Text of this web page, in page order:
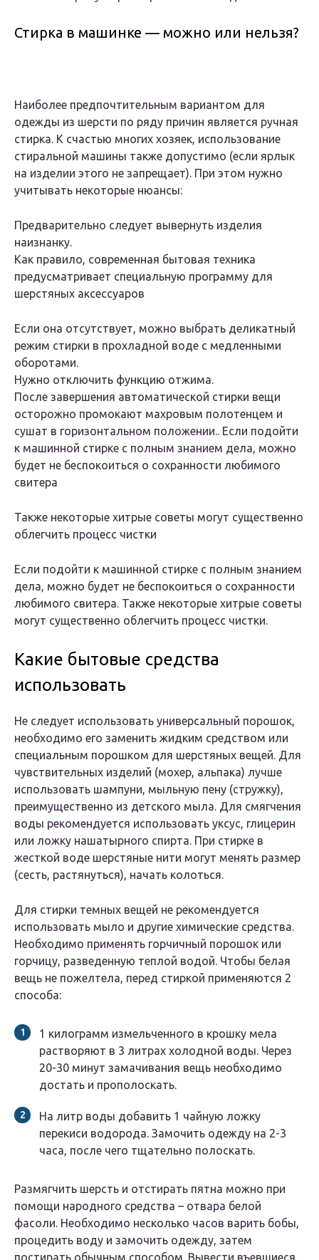
Стирка в машинке — можно или нельзя?
Наиболее предпочтительным вариантом для
одежды из шерсти по ряду причин является ручная
стирка. К счастью многих хозяек, использование
стиральной машины также допустимо (если ярлык
на изделии этого не запрещает). При этом нужно
учитывать некоторые нюансы:
Предварительно следует вывернуть изделия
наизнанку.
Как правило, современная бытовая техника
предусматривает специальную программу для
шерстяных аксессуаров
Если она отсутствует, можно выбрать деликатный
режим стирки в прохладной воде с медленными
оборотами.
Нужно отключить функцию отжима.
После завершения автоматической стирки вещи
осторожно промокают махровым полотенцем и
сушат в горизонтальном положении.. Если подойти
к машинной стирке с полным знанием дела, можно
будет не беспокоиться о сохранности любимого
свитера
Также некоторые хитрые советы могут существенно
облегчить процесс чистки
Если подойти к машинной стирке с полным знанием
дела, можно будет не беспокоиться о сохранности
любимого свитера. Также некоторые хитрые советы
могут существенно облегчить процесс чистки.
Какие бытовые средства
использовать
Не следует использовать универсальный порошок,
необходимо его заменить жидким средством или
специальным порошком для шерстяных вещей. Для
чувствительных изделий (мохер, альпака) лучше
использовать шампуни, мыльную пену (стружку),
преимущественно из детского мыла. Для смягчения
воды рекомендуется использовать уксус, глицерин
или ложку нашатырного спирта. При стирке в
жесткой воде шерстяные нити могут менять размер
(сесть, растянуться), начать колоться.
Для стирки темных вещей не рекомендуется
использовать мыло и другие химические средства.
Необходимо применять горчичный порошок или
горчицу, разведенную теплой водой. Чтобы белая
вещь не пожелтела, перед стиркой применяются 2
способа:
1 килограмм измельченного в крошку мела
растворяют в 3 литрах холодной воды. Через
20-30 минут замачивания вещь необходимо
достать и прополоскать.
На литр воды добавить 1 чайную ложку
перекиси водорода. Замочить одежду на 2-3
часа, после чего тщательно полоскать.
Размягчить шерсть и отстирать пятна можно при
помощи народного средства – отвара белой
фасоли. Необходимо несколько часов варить бобы,
процедить воду и замочить одежду, затем